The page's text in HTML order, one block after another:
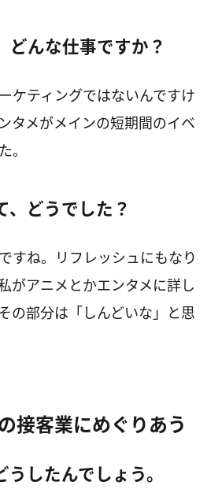
どんな仕事ですか？
ケティングではないんですけ
タメがメインの短期間のイベ
。
、どうでした？
すね。リフレッシュにもなり
がアニメとかエンタメに詳し
の部分は「しんどいな」と思
接客業にめぐりあう
うしたんでしょう。